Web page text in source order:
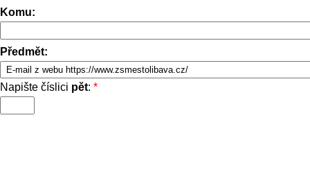
Komu:
Předmět:
Napište číslici pět: *